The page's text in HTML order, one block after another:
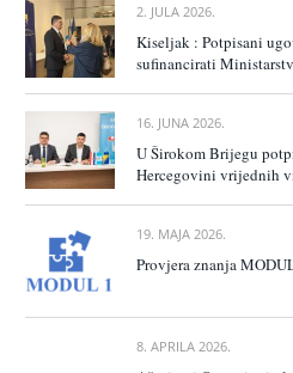
2. JULA 2026.
Kiseljak : Potpisani
sufinancirati
16. JUNA 2026.
U Širokom Brijegu
Hercegovini vrijednih
19. MAJA 2026.
Provjera znanja
8. APRILA 2026.